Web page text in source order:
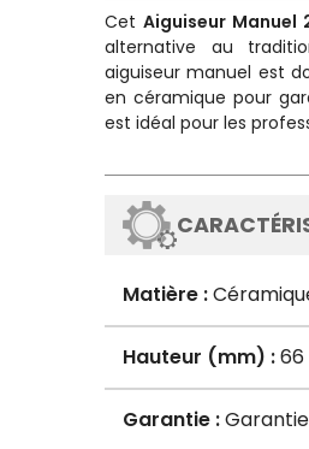
Cet Aiguiseur Manuel
alternative au
aiguiseur manuel est
en céramique pour
est idéal pour les
Matière :
Hauteur (mm) :66
Garantie :Garantie